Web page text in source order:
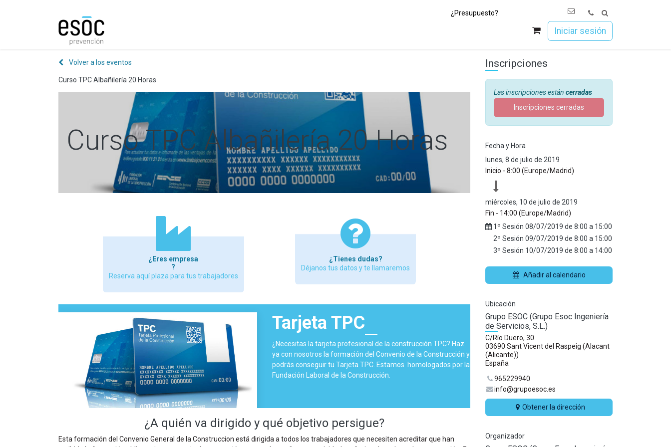
¿Presupuesto?
Iniciar sesión
Volver a los eventos
Curso TPC Albañilería 20 Horas
Curso TPC Albañilería 20 Horas
¿Eres empresa
?
Reserva aquí plaza para tus trabajadores
¿Tienes dudas?
Déjanos tus datos y te llamaremos
Tarjeta TPC
¿Necesitas la tarjeta profesional de la construcción TPC? Haz
ya con nosotros la formación del Convenio de la Construcción y
podrás conseguir tu Tarjeta TPC. Estamos homologados por la
Fundación Laboral de la Construcción.
¿A quién va dirigido y qué objetivo persigue?
Esta formación del Convenio General de la Construccion está dirigida a todos los trabajadores que necesiten acreditar que han
Inscripciones
Las inscripciones están cerradas
Inscripciones cerradas
Fecha y Hora
lunes, 8 de julio de 2019
Inicio - 8:00 (Europe/Madrid)
miércoles, 10 de julio de 2019
Fin - 14:00 (Europe/Madrid)
1º Sesión 08/07/2019 de 8:00 a 15:00
2º Sesión 09/07/2019 de 8:00 a 15:00
3º Sesión 10/07/2019 de 8:00 a 14:00
Añadir al calendario
Ubicación
Grupo ESOC (Grupo Esoc Ingeniería
de Servicios, S.L.)
C/Río Duero, 30.
03690 Sant Vicent del Raspeig (Alacant
(Alicante))
España
965229940
info@grupoesoc.es
Obtener la dirección
Organizador